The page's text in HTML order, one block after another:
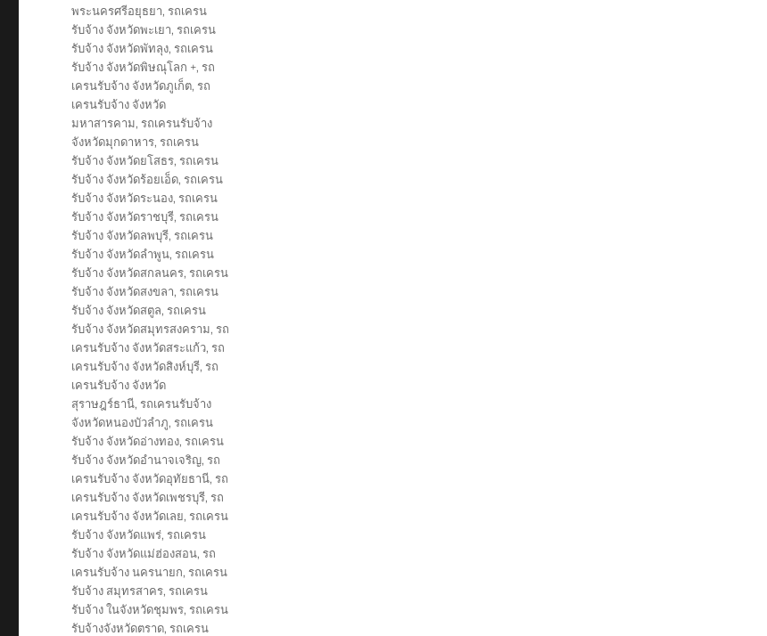
พระนครศรีอยุธยา,รถเครน
รับจ้าง จังหวัดพะเยา,รถเครน
รับจ้าง จังหวัดพัทลุง,รถเครน
รับจ้าง จังหวัดพิษณุโลก +,รถ
เครนรับจ้าง จังหวัดภูเก็ต,รถ
เครนรับจ้าง จังหวัด
มหาสารคาม,รถเครนรับจ้าง
จังหวัดมุกดาหาร,รถเครน
รับจ้าง จังหวัดยโสธร,รถเครน
รับจ้าง จังหวัดร้อยเอ็ด,รถเครน
รับจ้าง จังหวัดระนอง,รถเครน
รับจ้าง จังหวัดราชบุรี,รถเครน
รับจ้าง จังหวัดลพบุรี,รถเครน
รับจ้าง จังหวัดลำพูน,รถเครน
รับจ้าง จังหวัดสกลนคร,รถเครน
รับจ้าง จังหวัดสงขลา,รถเครน
รับจ้าง จังหวัดสตูล,รถเครน
รับจ้าง จังหวัดสมุทรสงคราม,รถ
เครนรับจ้าง จังหวัดสระแก้ว,รถ
เครนรับจ้าง จังหวัดสิงห์บุรี,รถ
เครนรับจ้าง จังหวัด
สุราษฎร์ธานี,รถเครนรับจ้าง
จังหวัดหนองบัวลำภู,รถเครน
รับจ้าง จังหวัดอ่างทอง,รถเครน
รับจ้าง จังหวัดอำนาจเจริญ,รถ
เครนรับจ้าง จังหวัดอุทัยธานี,รถ
เครนรับจ้าง จังหวัดเพชรบุรี,รถ
เครนรับจ้าง จังหวัดเลย,รถเครน
รับจ้าง จังหวัดแพร่,รถเครน
รับจ้าง จังหวัดแม่ฮ่องสอน,รถ
เครนรับจ้าง นครนายก,รถเครน
รับจ้าง สมุทรสาคร,รถเครน
รับจ้าง ในจังหวัดชุมพร,รถเครน
รับจ้างจังหวัดตราด,รถเครน